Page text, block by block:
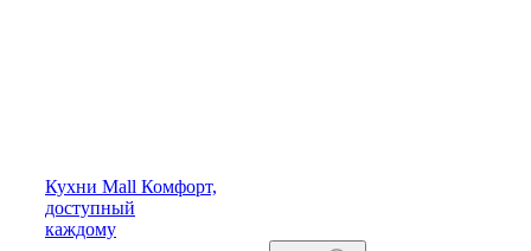
Кухни Mall Комфорт,
доступный
каждому